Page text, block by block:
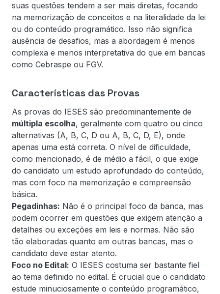
suas questões tendem a ser mais diretas, focando
na memorização de conceitos e na literalidade da lei
ou do conteúdo programático. Isso não significa
ausência de desafios, mas a abordagem é menos
complexa e menos interpretativa do que em bancas
como Cebraspe ou FGV.
Características das Provas
As provas do IESES são predominantemente de
múltipla escolha, geralmente com quatro ou cinco
alternativas (A, B, C, D ou A, B, C, D, E), onde
apenas uma está correta. O nível de dificuldade,
como mencionado, é de médio a fácil, o que exige
do candidato um estudo aprofundado do conteúdo,
mas com foco na memorização e compreensão
básica.
Pegadinhas: Não é o principal foco da banca, mas
podem ocorrer em questões que exigem atenção a
detalhes ou exceções em leis e normas. Não são
tão elaboradas quanto em outras bancas, mas o
candidato deve estar atento.
Foco no Edital: O IESES costuma ser bastante fiel
ao tema definido no edital. É crucial que o candidato
estude minuciosamente o conteúdo programático,